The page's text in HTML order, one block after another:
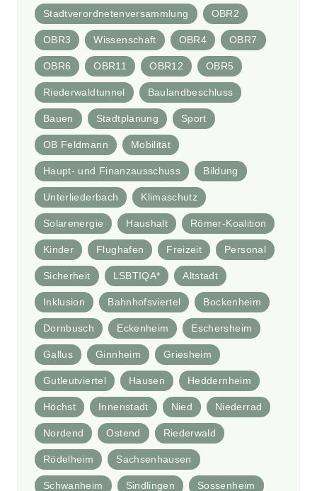
Stadtverordnetenversammlung OBR2
OBR3 Wissenschaft OBR4 OBR7
OBR6 OBR11 OBR12 OBR5
Riederwaldtunnel Baulandbeschluss
Bauen Stadtplanung Sport
OB Feldmann Mobilität
Haupt- und Finanzausschuss Bildung
Unterliederbach Klimaschutz
Solarenergie Haushalt Römer-Koalition
Kinder Flughafen Freizeit Personal
Sicherheit LSBTIQA* Altstadt
Inklusion Bahnhofsviertel Bockenheim
Dornbusch Eckenheim Eschersheim
Gallus Ginnheim Griesheim
Gutleutviertel Hausen Heddernheim
Höchst Innenstadt Nied Niederrad
Nordend Ostend Riederwald
Rödelheim Sachsenhausen
Schwanheim Sindlingen Sossenheim